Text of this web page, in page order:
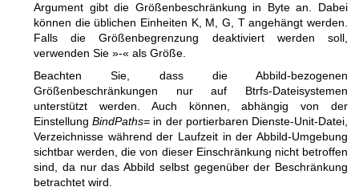
Argument gibt die Größenbeschränkung in Byte an. Dabei
können die üblichen Einheiten K, M, G, T angehängt werden.
Falls die Größenbegrenzung deaktiviert werden soll,
verwenden Sie »-« als Größe.
Beachten Sie, dass die Abbild-bezogenen
Größenbeschränkungen nur auf Btrfs-Dateisystemen
unterstützt werden. Auch können, abhängig von der
EinstellungBindPaths= in der portierbaren Dienste-Unit-Datei,
Verzeichnisse während der Laufzeit in der Abbild-Umgebung
sichtbar werden, die von dieser Einschränkung nicht betroffen
sind, da nur das Abbild selbst gegenüber der Beschränkung
betrachtet wird.